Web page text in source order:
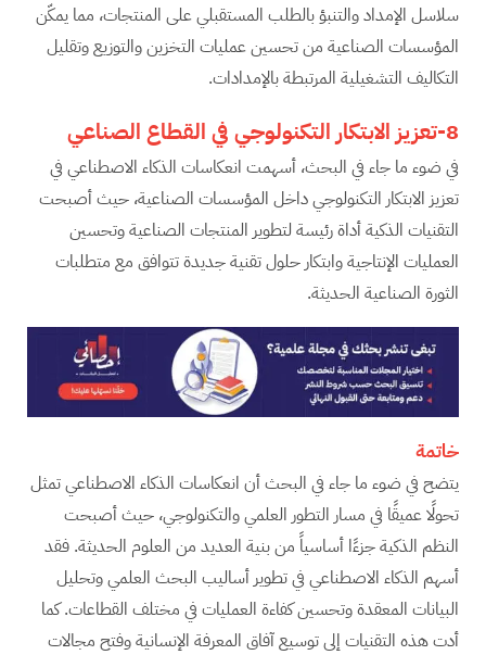
سلاسل الإمداد والتنبؤ بالطلب المستقبلي على المنتجات، مما يمكّن
المؤسسات الصناعية من تحسين عمليات التخزين والتوزيع وتقليل
التكاليف التشغيلية المرتبطة بالإمدادات.
8-تعزيز الابتكار التكنولوجي في القطاع الصناعي
في ضوء ما جاء في البحث، أسهمت انعكاسات الذكاء الاصطناعي في
تعزيز الابتكار التكنولوجي داخل المؤسسات الصناعية، حيث أصبحت
التقنيات الذكية أداة رئيسة لتطوير المنتجات الصناعية وتحسين
العمليات الإنتاجية وابتكار حلول تقنية جديدة تتوافق مع متطلبات
الثورة الصناعية الحديثة.
خاتمة
يتضح في ضوء ما جاء في البحث أن انعكاسات الذكاء الاصطناعي تمثل
تحولًا عميقًا في مسار التطور العلمي والتكنولوجي، حيث أصبحت
النظم الذكية جزءًا أساسياً من بنية العديد من العلوم الحديثة. فقد
أسهم الذكاء الاصطناعي في تطوير أساليب البحث العلمي وتحليل
البيانات المعقدة وتحسين كفاءة العمليات في مختلف القطاعات. كما
أدت هذه التقنيات إلى توسيع آفاق المعرفة الإنسانية وفتح مجالات